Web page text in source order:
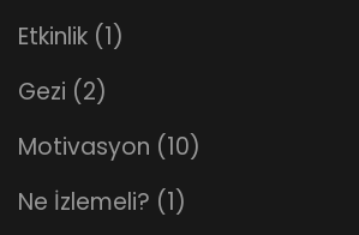
Etkinlik (1)
Gezi (2)
Motivasyon (10)
Ne İzlemeli? (1)